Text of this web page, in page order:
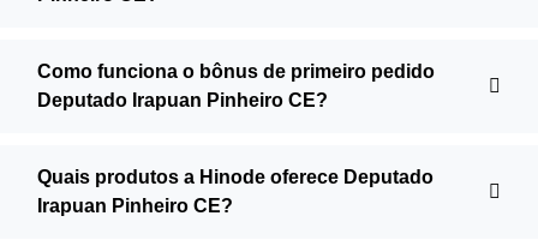
Como funciona o bônus de primeiro pedido
Deputado Irapuan Pinheiro CE?
Quais produtos a Hinode oferece Deputado
Irapuan Pinheiro CE?